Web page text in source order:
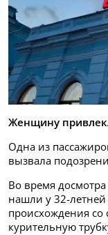
Женщину
Одна из
вызвала
Во время
нашли у 32-
происхождения со
курительную